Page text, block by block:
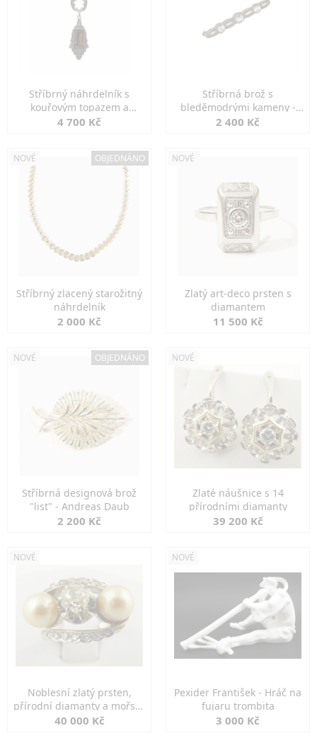
Stříbrný náhrdelník s
kouřovým topazem a
markazity
4 700 Kč
Stříbrná brož s
bleděmodrými kameny -
jemná elegance
2 400 Kč
NOVÉ OBJEDNÁNO
Stříbrný zlacený starožitný
náhrdelník
2 000 Kč
NOVÉ
Zlatý art-deco prsten s
diamantem
11 500 Kč
NOVÉ OBJEDNÁNO
Stříbrná designová brož
"list" - Andreas Daub
2 200 Kč
NOVÉ
Zlaté náušnice s 14
přírodními diamanty
39 200 Kč
NOVÉ
Noblesní zlatý prsten,
přírodní diamanty a mořské
perly
40 000 Kč
NOVÉ
Pexider František - Hráč na
fujaru trombita
3 000 Kč